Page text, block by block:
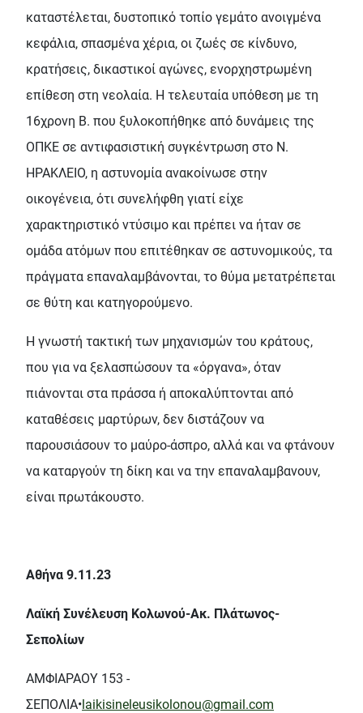
καταστέλεται, δυστοπικό τοπίο γεµάτο ανοιγµένα
κεφάλια, σπασµένα χέρια, οι ζωές σε κίνδυνο,
κρατήσεις, δικαστικοί αγώνες, ενορχηστρωµένη
επίθεση στη νεολαία. Η τελευταία υπόθεση µε τη
16χρονη Β. που ξυλοκοπήθηκε από δυνάµεις της
ΟΠΚΕ σε αντιφασιστική συγκέντρωση στο Ν.
ΗΡΑΚΛΕΙΟ, η αστυνοµία ανακοίνωσε στην
οικογένεια, ότι συνελήφθη γιατί είχε
χαρακτηριστικό ντύσιµο και πρέπει να ήταν σε
οµάδα ατόµων που επιτέθηκαν σε αστυνοµικούς, τα
πράγµατα επαναλαµβάνονται, το θύµα µετατρέπεται
σε θύτη και κατηγορούµενο.
Η γνωστή τακτική των µηχανισµών του κράτους,
που για να ξελασπώσουν τα «όργανα», όταν
πιάνονται στα πράσσα ή αποκαλύπτονται από
καταθέσεις µαρτύρων, δεν διστάζουν να
παρουσιάσουν το µαύρο-άσπρο, αλλά και να φτάνουν
να καταργούν τη δίκη και να την επαναλαµβανουν,
είναι πρωτάκουστο.
Αθήνα 9.11.23
Λαϊκή Συνέλευση Κολωνού-Ακ. Πλάτωνος-
Σεπολίων
ΑΜΦΙΑΡΑΟΥ 153 -
ΣΕΠΟΛΙΑ•laikisineleusikolonou@gmail.com